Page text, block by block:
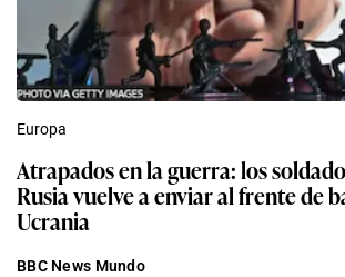
Europa
Atrapados en la guerra: los
Rusia vuelve a enviar al frente de
Ucrania
BBC News Mundo